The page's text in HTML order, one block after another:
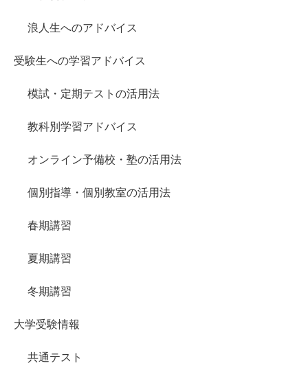
浪人生へのアドバイス
受験生への学習アドバイス
模試・定期テストの活用法
教科別学習アドバイス
オンライン予備校・塾の活用法
個別指導・個別教室の活用法
春期講習
夏期講習
冬期講習
大学受験情報
共通テスト